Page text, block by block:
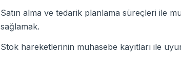
Satın alma ve tedarik planlama süreçleri ile
sağlamak.
Stok hareketlerinin muhasebe kayıtları ile